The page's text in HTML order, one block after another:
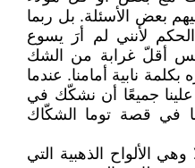
بعض الأسئلة. بل ربما
لأنني لم أرَ يسوع
أقلّ غرابة من الشك
نابية أمامنا. عندما
علينا جميعًا أن نشكّك في
في قصة توما الشكّاك
الألواح الذهبية التي